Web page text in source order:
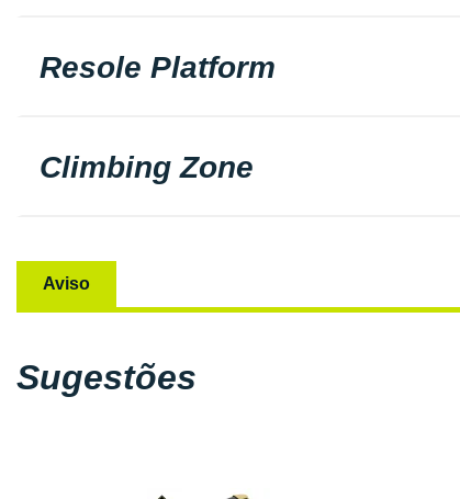
Resole Platform
Climbing Zone
Aviso
Sugestões